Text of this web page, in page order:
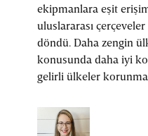
ekipmanlara eşit
uluslararası
döndü. Daha zengin
konusunda daha iyi
gelirli ülkeler